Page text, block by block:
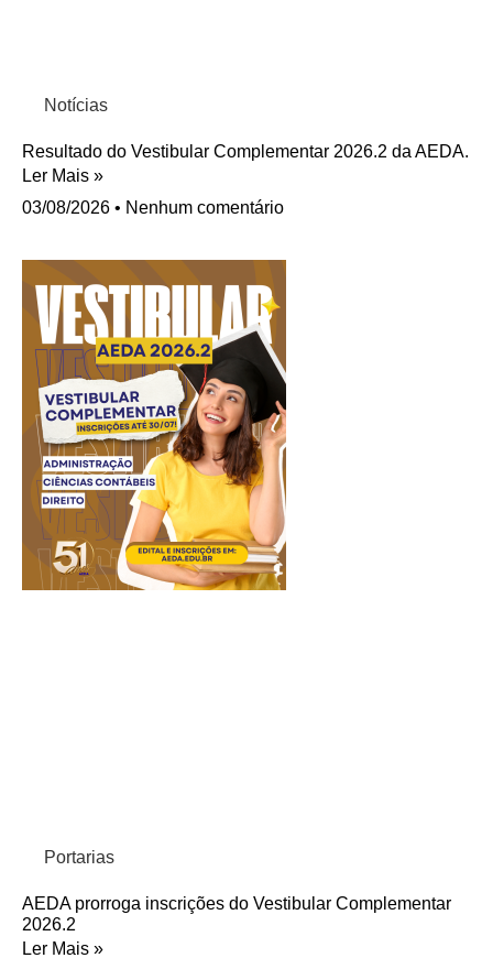
Notícias
Resultado do Vestibular Complementar 2026.2 da AEDA.
Ler Mais »
03/08/2026
Nenhum comentário
Portarias
AEDA prorroga inscrições do Vestibular Complementar
2026.2
Ler Mais »